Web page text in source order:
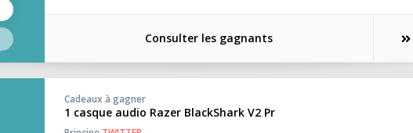
Consulter les gagnants
Cadeaux à gagner
1 casque audio Razer BlackShark V2 Pr